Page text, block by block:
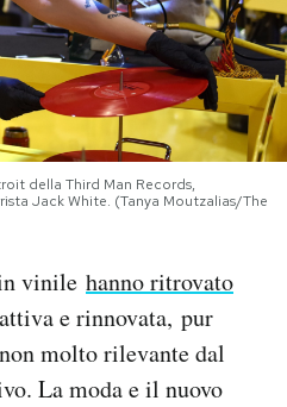
della Third Man Records,
Jack White. (Tanya Moutzalias/The
vinile hanno ritrovato
e rinnovata, pur
molto rilevante dal
La moda e il nuovo